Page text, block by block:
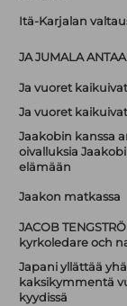
Itä-Karjalan
JA JUMALA
Ja vuoret
Ja vuoret
Jaakobin kanssa
oivalluksia
elämään
Jaakon matkassa
JACOB
kyrkoledare och
Japani yllättää
kaksikymmentä
kyydissä